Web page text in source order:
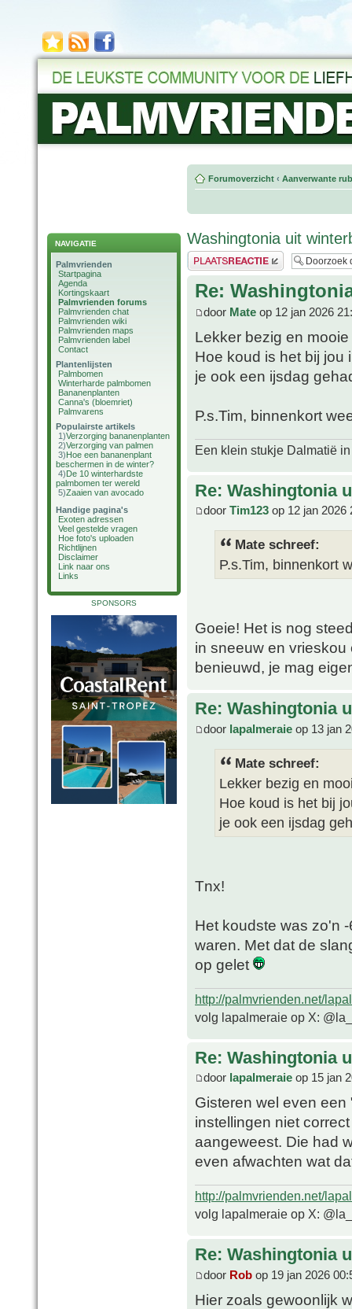
NAVIGATIE
Palmvrienden
Startpagina
Agenda
Kortingskaart
Palmvrienden forums
Palmvrienden chat
Palmvrienden wiki
Palmvrienden maps
Palmvrienden label
Contact
Plantenlijsten
Palmbomen
Winterharde palmbomen
Bananenplanten
Canna's (bloemriet)
Palmvarens
Populairste artikels
1)Verzorging bananenplanten
2)Verzorging van palmen
3)Hoe een bananenplant
beschermen in de winter?
4)De 10 winterhardste
palmbomen ter wereld
5)Zaaien van avocado
Handige pagina's
Exoten adressen
Veel gestelde vragen
Hoe foto's uploaden
Richtlijnen
Disclaimer
Link naar ons
Links
SPONSORS
Forumoverzicht ‹ Aanverwante
Washingtonia uit
Plaats een reactie
Re:
door Mate op 12 jan 2026
Lekker bezig en
Hoe koud is het bij jou
je ook een ijsdag
P.s.Tim, binnenkort
Een klein stukje Dalmatië
Re: Washingtonia
door Tim123 op 12 jan 2026
Mate schreef:
P.s.Tim, binnenkort
Goeie! Het is nog
in sneeuw en
benieuwd, je mag
Re: Washingtonia
door lapalmeraie op 13 jan
Mate schreef:
Lekker bezig en
Hoe koud is het bij
je ook een ijsdag
Tnx!
Het koudste was zo'n
waren. Met dat de
op gelet
http://palmvrienden.net/
volg lapalmeraie op X:
Re: Washingtonia
door lapalmeraie op 15 jan
Gisteren wel even
instellingen niet
aangeweest. Die had
even afwachten wat
http://palmvrienden.net/
volg lapalmeraie op X:
Re: Washingtonia
door Rob op 19 jan 2026
Hier zoals gewoonlijk